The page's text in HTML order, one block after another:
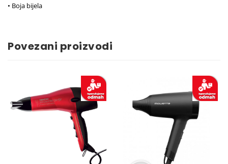
• Boja bijela
Povezani proizvodi